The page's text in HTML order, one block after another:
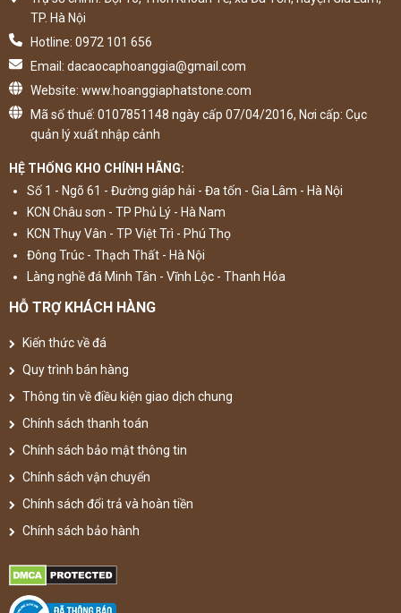
TP. Hà Nội
Hotline: 0972 101 656
Email: dacaocaphoanggia@gmail.com
Website: www.hoanggiaphatstone.com
Mã số thuế: 0107851148 ngày cấp 07/04/2016, Nơi cấp: Cục
quản lý xuất nhập cảnh
HỆ THỐNG KHO CHÍNH HÃNG:
Số 1 - Ngõ 61 - Đường giáp hải - Đa tốn - Gia Lâm - Hà Nội
KCN Châu sơn - TP Phủ Lý - Hà Nam
KCN Thụy Vân - TP Việt Trì - Phú Thọ
Đông Trúc - Thạch Thất - Hà Nội
Làng nghề đá Minh Tân - Vĩnh Lộc - Thanh Hóa
HỖ TRỢ KHÁCH HÀNG
Kiến thức về đá
Quy trình bán hàng
Thông tin về điều kiện giao dịch chung
Chính sách thanh toán
Chính sách bảo mật thông tin
Chính sách vận chuyển
Chính sách đổi trả và hoàn tiền
Chính sách bảo hành